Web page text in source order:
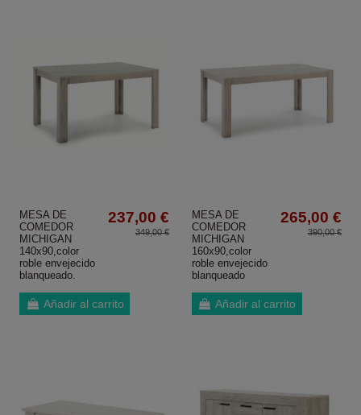
MESA DE
COMEDOR
MICHIGAN
140x90,color
roble envejecido
blanqueado.
237,00 €
349,00 €
Añadir al carrito
MESA DE
COMEDOR
MICHIGAN
160x90,color
roble envejecido
blanqueado
265,00 €
390,00 €
Añadir al carrito